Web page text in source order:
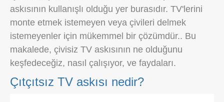
askısının kullanışlı olduğu yer burasıdır. TV'lerini
monte etmek istemeyen veya çivileri delmek
istemeyenler için mükemmel bir çözümdür.. Bu
makalede, çivisiz TV askısının ne olduğunu
keşfedeceğiz, nasıl çalışıyor, ve faydaları.
Çıtçıtsız TV askısı nedir?